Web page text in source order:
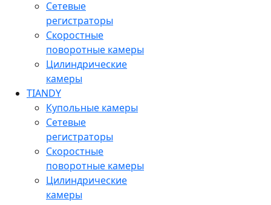
Сетевые
регистраторы
Скоростные
поворотные камеры
Цилиндрические
камеры
TIANDY
Купольные камеры
Сетевые
регистраторы
Скоростные
поворотные камеры
Цилиндрические
камеры